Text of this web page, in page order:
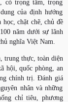
có trọng tâm, trọng
của định hướng
chặt chẽ, chủ đề
năm dưới sự lãnh
nghĩa Việt Nam.
trung thực, toàn diện
hội, quốc phòng, an
chính trị. Đánh giá
nhân và những
chỉ tiêu, phương